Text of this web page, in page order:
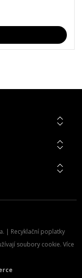
| Recyklační poplatky
soubory cookie. Více